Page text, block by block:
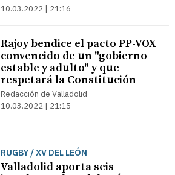
10.03.2022 | 21:16
Rajoy bendice el pacto PP-VOX
convencido de un "gobierno
estable y adulto" y que
respetará la Constitución
Redacción de Valladolid
10.03.2022 | 21:15
RUGBY / XV DEL LEÓN
Valladolid aporta seis